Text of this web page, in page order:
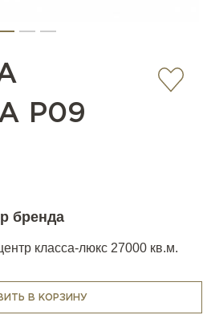
P09
бренда
класса-люкс 27000 кв.м.
В КОРЗИНУ